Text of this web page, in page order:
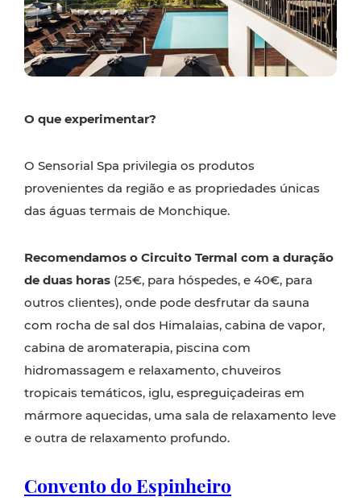
O que experimentar?
O Sensorial Spa privilegia os produtos
provenientes da região e as propriedades únicas
das águas termais de Monchique.
Recomendamos o Circuito Termal com a duração
de duas horas (25€, para hóspedes, e 40€, para
outros clientes), onde pode desfrutar da sauna
com rocha de sal dos Himalaias, cabina de vapor,
cabina de aromaterapia, piscina com
hidromassagem e relaxamento, chuveiros
tropicais temáticos, iglu, espreguiçadeiras em
mármore aquecidas, uma sala de relaxamento leve
e outra de relaxamento profundo.
Convento do Espinheiro